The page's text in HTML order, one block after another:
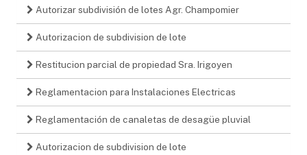
Autorizar subdivisión de lotes Agr. Champomier
Autorizacion de subdivision de lote
Restitucion parcial de propiedad Sra. Irigoyen
Reglamentacion para Instalaciones Electricas
Reglamentación de canaletas de desagüe pluvial
Autorizacion de subdivision de lote